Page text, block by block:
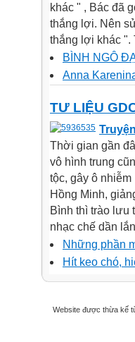
khác " , Bác đã
thắng lợi. Nên
thắng lợi khác ".
BÌNH NGÔ
Anna
TƯ LIỆU
Thời gian gần
vô hình trung
tộc, gây ô
Hồng Minh,
Bình thì trào lưu
nhạc chế dần
Những phần
Hít keo chó,
Website được thừa kế